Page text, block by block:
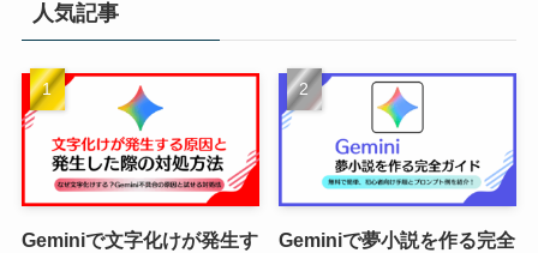
人気記事
Geminiで文字化けが発生す
Geminiで夢小説を作る完全